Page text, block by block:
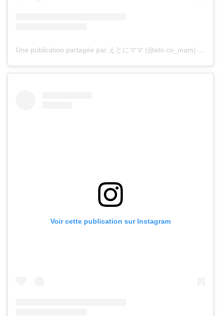
Une publication partagée par えとにママ (@etn.co_mam)
Voir cette publication sur Instagram